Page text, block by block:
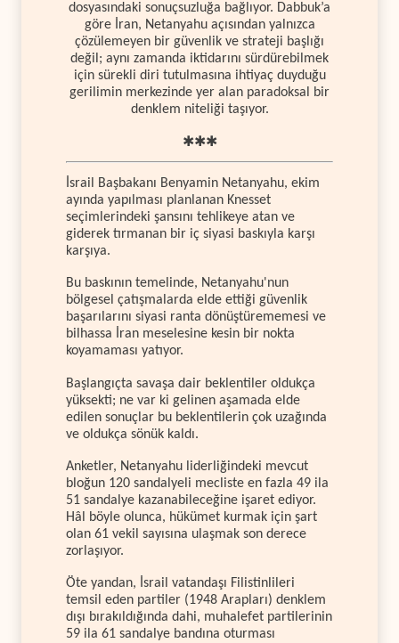
dosyasındaki sonuçsuzluğa bağlıyor. Dabbuk’a
göre İran, Netanyahu açısından yalnızca
çözülemeyen bir güvenlik ve strateji başlığı
değil; aynı zamanda iktidarını sürdürebilmek
için sürekli diri tutulmasına ihtiyaç duyduğu
gerilimin merkezinde yer alan paradoksal bir
denklem niteliği taşıyor.
✱✱✱
İsrail Başbakanı Benyamin Netanyahu, ekim
ayında yapılması planlanan Knesset
seçimlerindeki şansını tehlikeye atan ve
giderek tırmanan bir iç siyasi baskıyla karşı
karşıya.
Bu baskının temelinde, Netanyahu'nun
bölgesel çatışmalarda elde ettiği güvenlik
başarılarını siyasi ranta dönüştürememesi ve
bilhassa İran meselesine kesin bir nokta
koyamaması yatıyor.
Başlangıçta savaşa dair beklentiler oldukça
yüksekti; ne var ki gelinen aşamada elde
edilen sonuçlar bu beklentilerin çok uzağında
ve oldukça sönük kaldı.
Anketler, Netanyahu liderliğindeki mevcut
bloğun 120 sandalyeli mecliste en fazla 49 ila
51 sandalye kazanabileceğine işaret ediyor.
Hâl böyle olunca, hükümet kurmak için şart
olan 61 vekil sayısına ulaşmak son derece
zorlaşıyor.
Öte yandan, İsrail vatandaşı Filistinlileri
temsil eden partiler (1948 Arapları) denklem
dışı bırakıldığında dahi, muhalefet partilerinin
59 ila 61 sandalye bandına oturması